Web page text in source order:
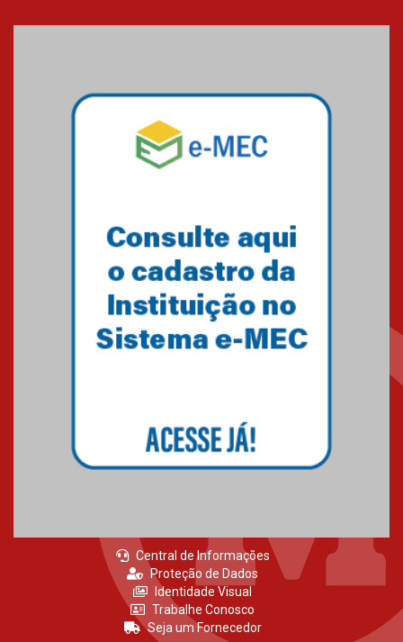
Central de Informações
Proteção de Dados
Identidade Visual
Trabalhe Conosco
Seja um Fornecedor